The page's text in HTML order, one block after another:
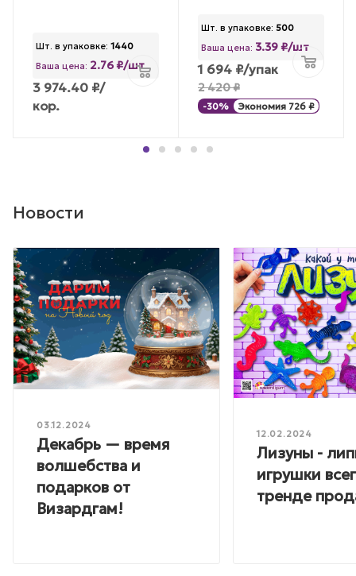
Шт. в упаковке: 1440
Ваша цена: 2.76 ₽/шт
3 974.40 ₽/
кор.
Шт. в упаковке: 500
Ваша цена: 3.39 ₽/шт
1 694 ₽/упак
2 420₽
-30% Экономия 726 ₽
Новости
03.12.2024
Декабрь — время
волшебства и
подарков от
Визардгам!
12.02.2024
Лизуны -
игрушки
тренде